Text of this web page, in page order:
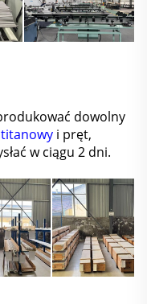
dowolny
i pręt,
w ciągu 2 dni.